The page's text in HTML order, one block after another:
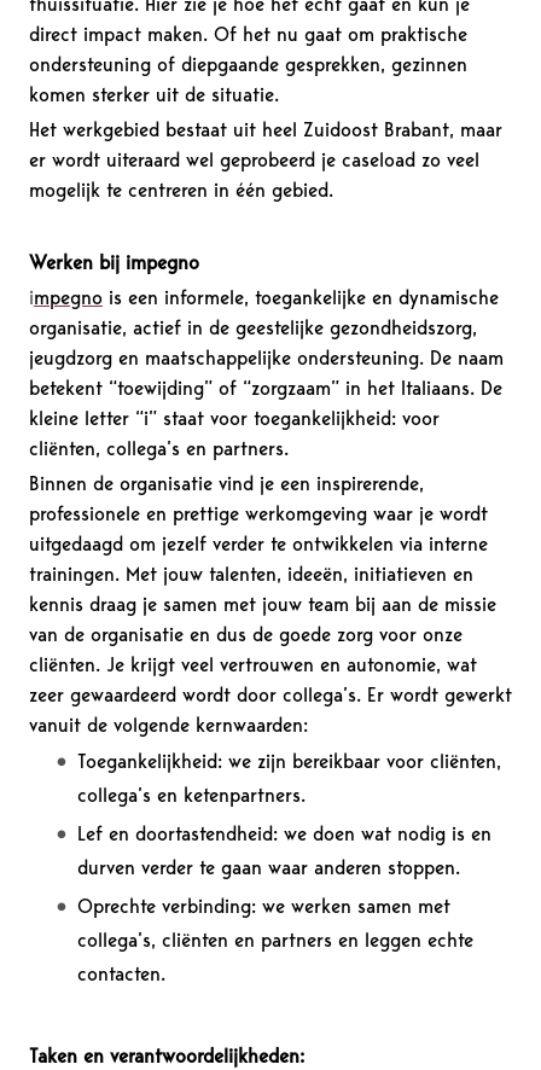
direct impact maken. Of het nu gaat om praktische
ondersteuning of diepgaande gesprekken, gezinnen
komen sterker uit de situatie.
Het werkgebied bestaat uit heel Zuidoost Brabant, maar
er wordt uiteraard wel geprobeerd je caseload zo veel
mogelijk te centreren in één gebied.
Werken bij impegno
impegno is een informele, toegankelijke en dynamische
organisatie, actief in de geestelijke gezondheidszorg,
jeugdzorg en maatschappelijke ondersteuning. De naam
betekent “toewijding” of “zorgzaam” in het Italiaans. De
kleine letter “i” staat voor toegankelijkheid: voor
cliënten, collega’s en partners.
Binnen de organisatie vind je een inspirerende,
professionele en prettige werkomgeving waar je wordt
uitgedaagd om jezelf verder te ontwikkelen via interne
trainingen. Met jouw talenten, ideeën, initiatieven en
kennis draag je samen met jouw team bij aan de missie
van de organisatie en dus de goede zorg voor onze
cliënten. Je krijgt veel vertrouwen en autonomie, wat
zeer gewaardeerd wordt door collega’s. Er wordt gewerkt
vanuit de volgende kernwaarden:
Toegankelijkheid: we zijn bereikbaar voor cliënten,
collega’s en ketenpartners.
Lef en doortastendheid: we doen wat nodig is en
durven verder te gaan waar anderen stoppen.
Oprechte verbinding: we werken samen met
collega’s, cliënten en partners en leggen echte
contacten.
Taken en verantwoordelijkheden: